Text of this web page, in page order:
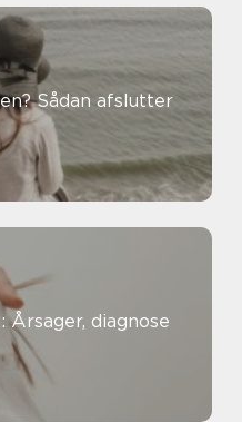
Sådan afslutter
Årsager, diagnose